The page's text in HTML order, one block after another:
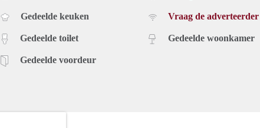
Gedeelde keuken
Gedeelde toilet
Gedeelde voordeur
Vraag de adverteerder
Gedeelde woonkamer